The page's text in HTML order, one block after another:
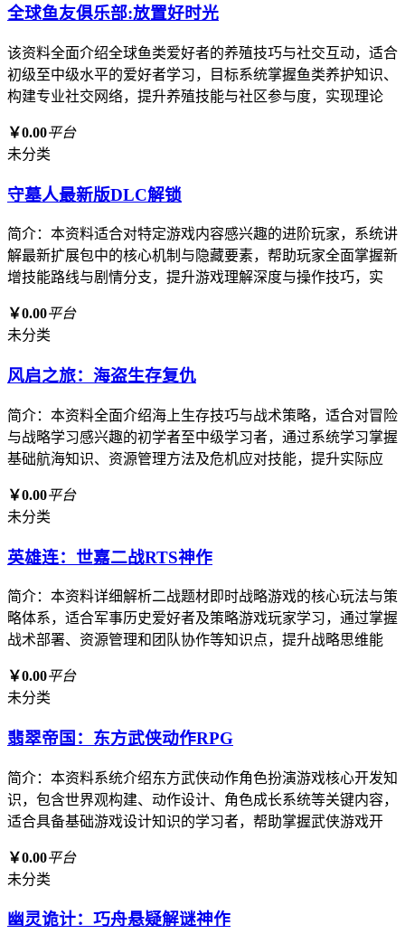
全球鱼友俱乐部:放置好时光
该资料全面介绍全球鱼类爱好者的养殖技巧与社交互动，适合
初级至中级水平的爱好者学习，目标系统掌握鱼类养护知识、
构建专业社交网络，提升养殖技能与社区参与度，实现理论
￥0.00平台
未分类
守墓人最新版DLC解锁
简介：本资料适合对特定游戏内容感兴趣的进阶玩家，系统讲
解最新扩展包中的核心机制与隐藏要素，帮助玩家全面掌握新
增技能路线与剧情分支，提升游戏理解深度与操作技巧，实
￥0.00平台
未分类
风启之旅：海盗生存复仇
简介：本资料全面介绍海上生存技巧与战术策略，适合对冒险
与战略学习感兴趣的初学者至中级学习者，通过系统学习掌握
基础航海知识、资源管理方法及危机应对技能，提升实际应
￥0.00平台
未分类
英雄连：世嘉二战RTS神作
简介：本资料详细解析二战题材即时战略游戏的核心玩法与策
略体系，适合军事历史爱好者及策略游戏玩家学习，通过掌握
战术部署、资源管理和团队协作等知识点，提升战略思维能
￥0.00平台
未分类
翡翠帝国：东方武侠动作RPG
简介：本资料系统介绍东方武侠动作角色扮演游戏核心开发知
识，包含世界观构建、动作设计、角色成长系统等关键内容，
适合具备基础游戏设计知识的学习者，帮助掌握武侠游戏开
￥0.00平台
未分类
幽灵诡计：巧舟悬疑解谜神作